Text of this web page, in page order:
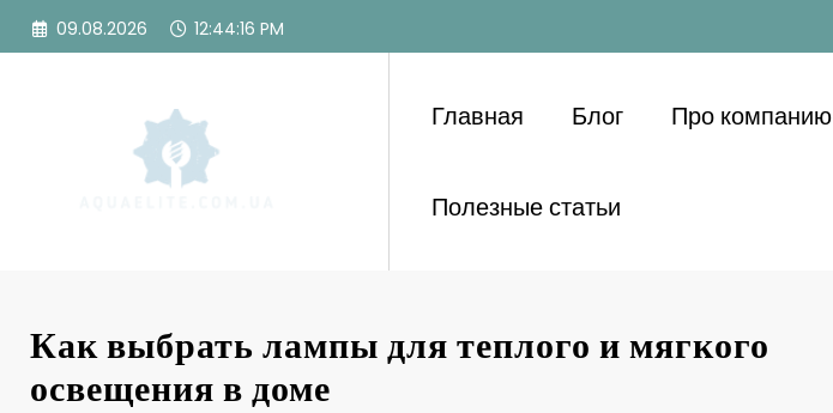
Перейти
09.08.2026 12:44:18 PM
Главная Блог Про компанию
Полезные статьи
Как выбрать лампы для теплого и мягкого
освещения в доме